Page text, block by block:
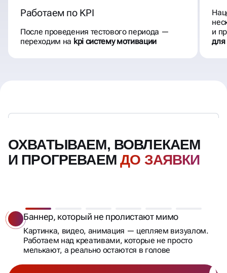
Работаем по KPI
После проведения тестового периода —
переходим на kpi систему мотивации
и
для
ОХВАТЫВАЕМ, ВОВЛЕКАЕМ
И ПРОГРЕВАЕМДО ЗАЯВКИ
Баннер, который не пролистают мимо
Картинка, видео, анимация — цепляем визуалом.
Работаем над креативами, которые не просто
мелькают, а реально остаются в голове